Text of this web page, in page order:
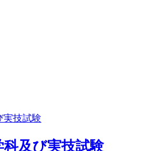
及び実技試験